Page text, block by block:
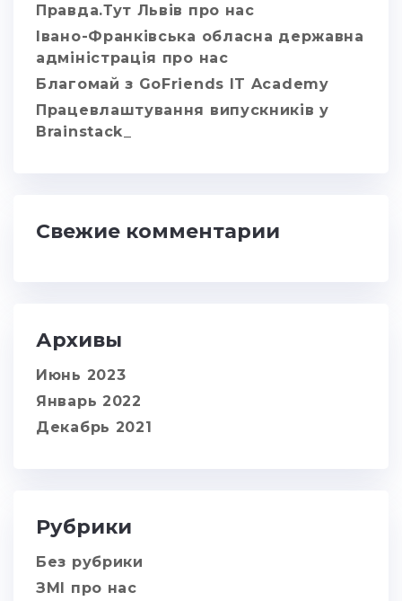
Правда.Тут Львів про нас
Івано-Франківська обласна державна
адміністрація про нас
Благомай з GoFriends IT Academy
Працевлаштування випускників у
Brainstack_
Свежие комментарии
Архивы
Июнь 2023
Январь 2022
Декабрь 2021
Рубрики
Без рубрики
ЗМІ про нас